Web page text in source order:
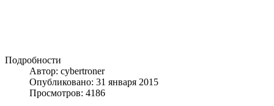
Подробности
Автор: cybertroner
Опубликовано: 31 января 2015
Просмотров: 4186